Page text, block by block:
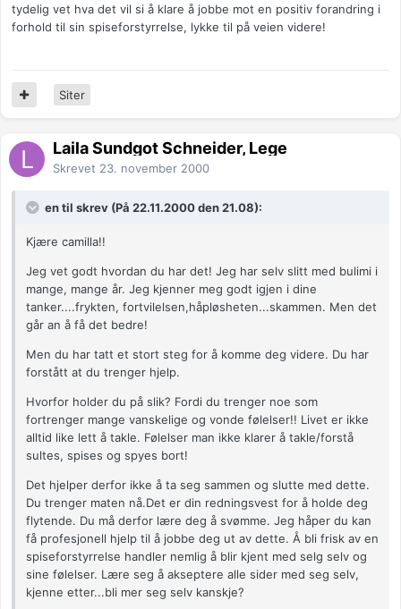
tydelig vet hva det vil si å klare å jobbe mot en positiv forandring i
forhold til sin spiseforstyrrelse, lykke til på veien videre!
Siter
Laila Sundgot Schneider, Lege
Skrevet 23. november 2000
en til skrev (På 22.11.2000 den 21.08):
Kjære camilla!!
Jeg vet godt hvordan du har det! Jeg har selv slitt med bulimi i
mange, mange år. Jeg kjenner meg godt igjen i dine
tanker....frykten, fortvilelsen,håpløsheten...skammen. Men det
går an å få det bedre!
Men du har tatt et stort steg for å komme deg videre. Du har
forstått at du trenger hjelp.
Hvorfor holder du på slik? Fordi du trenger noe som
fortrenger mange vanskelige og vonde følelser!! Livet er ikke
alltid like lett å takle. Følelser man ikke klarer å takle/forstå
sultes, spises og spyes bort!
Det hjelper derfor ikke å ta seg sammen og slutte med dette.
Du trenger maten nå.Det er din redningsvest for å holde deg
flytende. Du må derfor lære deg å svømme. Jeg håper du kan
få profesjonell hjelp til å jobbe deg ut av dette. Å bli frisk av en
spiseforstyrrelse handler nemlig å blir kjent med selg selv og
sine følelser. Lære seg å akseptere alle sider med seg selv,
kjenne etter...bli mer seg selv kanskje?